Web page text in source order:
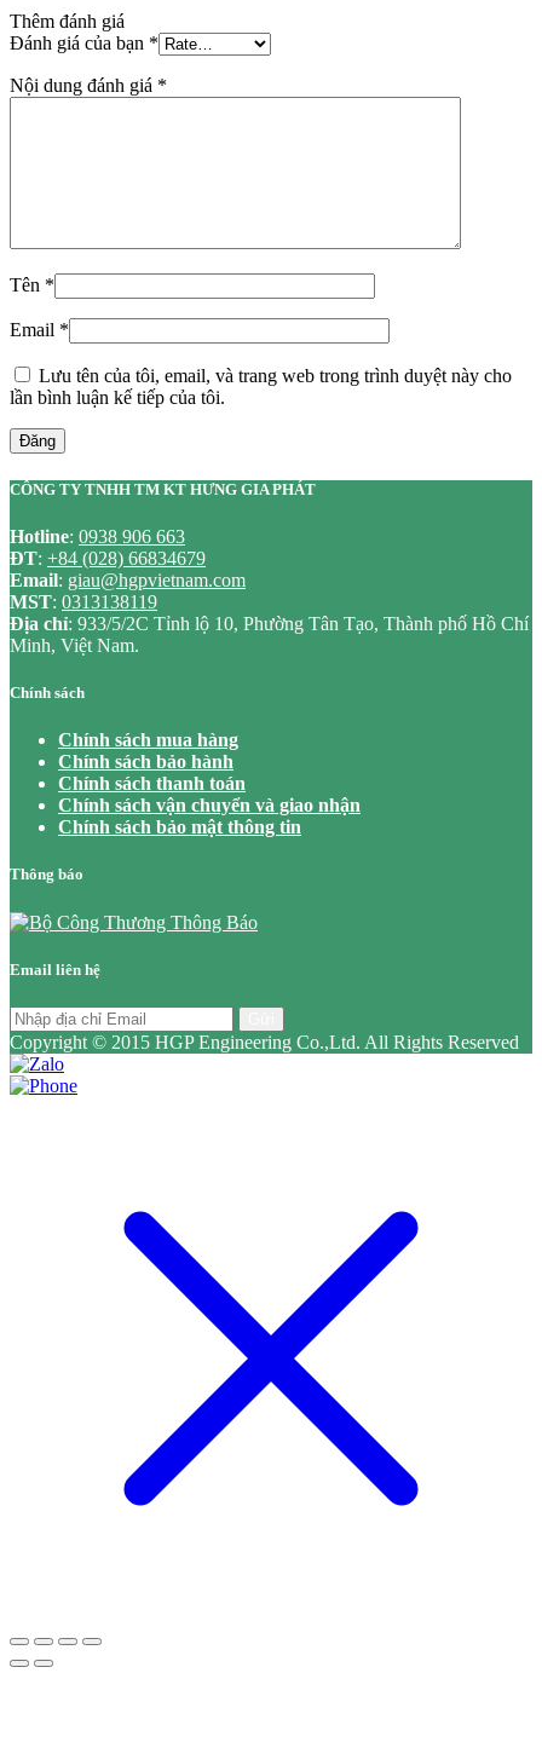
Thêm đánh giá
Đánh giá của bạn *
Nội dung đánh giá *
Tên *
Email *
Lưu tên của tôi, email, và trang web trong trình duyệt này cho
lần bình luận kế tiếp của tôi.
Đăng
CÔNG TY TNHH TM KT HƯNG GIA PHÁT
Hotline: 0938 906 663
ĐT: +84 (028) 66834679
Email: giau@hgpvietnam.com
MST: 0313138119
Địa chỉ: 933/5/2C Tỉnh lộ 10, Phường Tân Tạo, Thành phố Hồ Chí
Minh, Việt Nam.
Chính sách
Chính sách mua hàng
Chính sách bảo hành
Chính sách thanh toán
Chính sách vận chuyển và giao nhận
Chính sách bảo mật thông tin
Thông báo
Email liên hệ
Copyright © 2015 HGP Engineering Co.,Ltd. All Rights Reserved